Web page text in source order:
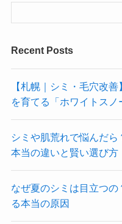
Recent Posts
【札幌｜シミ・毛穴改
を育てる「ホワイトスノ
シミや肌荒れで悩んだ
本当の違いと賢い選び方
なぜ夏のシミは目立つ
る本当の原因